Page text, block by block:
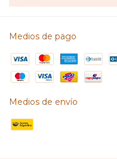
Medios de pago
Medios de envío